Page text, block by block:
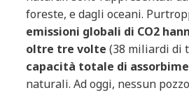
foreste, e dagli oceani.
emissioni globali di CO2
oltre tre volte (38 miliardi di
capacità totale di
naturali. Ad oggi, nessun